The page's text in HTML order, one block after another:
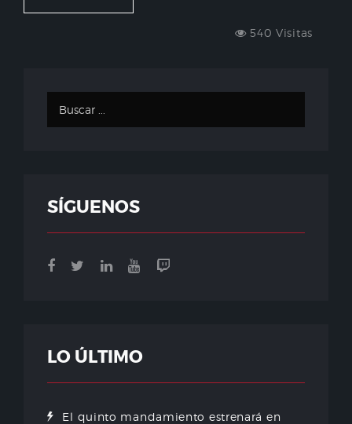
540 Visitas
SÍGUENOS
LO ÚLTIMO
El quinto mandamiento estrenará en